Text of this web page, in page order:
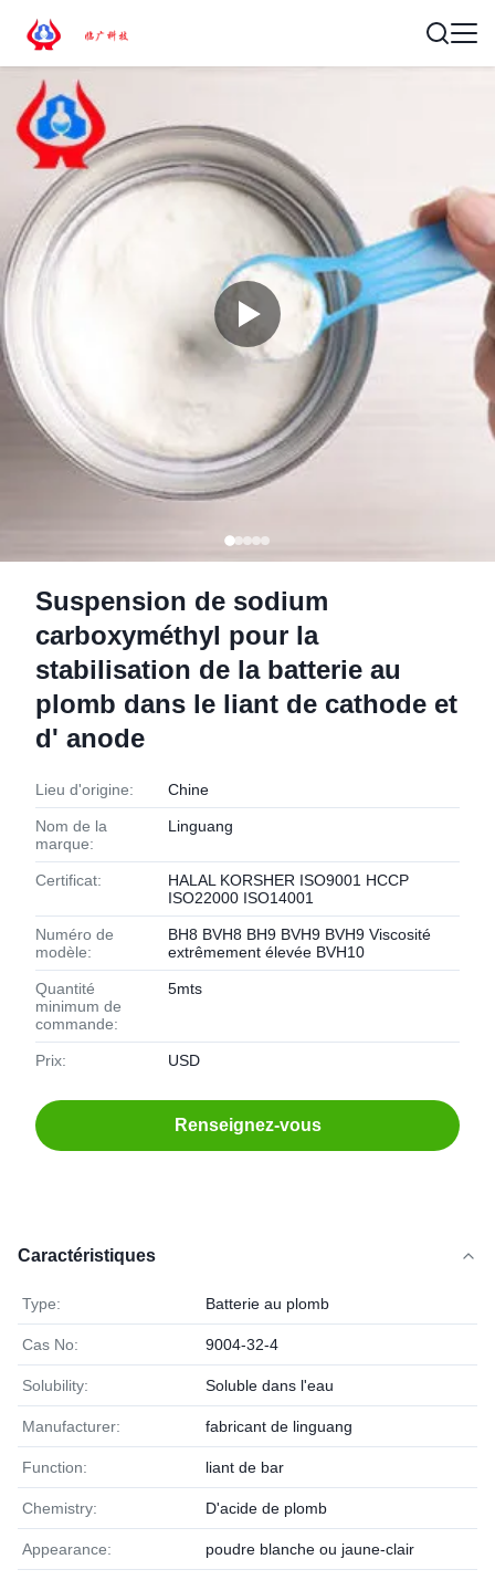
Suspension de sodium
carboxyméthyl pour la
stabilisation de la batterie au
plomb dans le liant de cathode et
d' anode
Lieu d'origine: Chine
Nom de la
marque:
Linguang
Certificat:
HALAL KORSHER ISO9001 HCCP
ISO22000 ISO14001
Numéro de
modèle:
BH8 BVH8 BH9 BVH9 BVH9 Viscosité
extrêmement élevée BVH10
Quantité
minimum de
commande:
5mts
Prix: USD
Renseignez-vous
Caractéristiques
Type: Batterie au plomb
Cas No: 9004-32-4
Solubility: Soluble dans l'eau
Manufacturer: fabricant de linguang
Function: liant de bar
Chemistry: D'acide de plomb
Appearance: poudre blanche ou jaune-clair